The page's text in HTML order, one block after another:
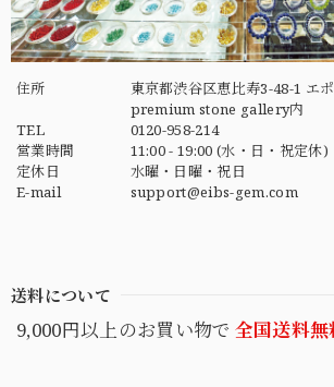
住所
東京都渋谷区恵比寿3-48-1 エ
premium stone gallery内
TEL
0120-958-214
営業時間
11:00 - 19:00 (水・日・祝定休)
定休日
水曜・日曜・祝日
E-mail
support@eibs-gem.com
送料について
9,000円以上のお買い物で 全国送料無